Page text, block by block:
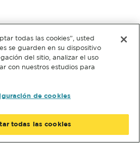
todas las cookies”, usted
se guarden en su dispositivo
del sitio, analizar el uso
con nuestros estudios para
de cookies
todas las cookies